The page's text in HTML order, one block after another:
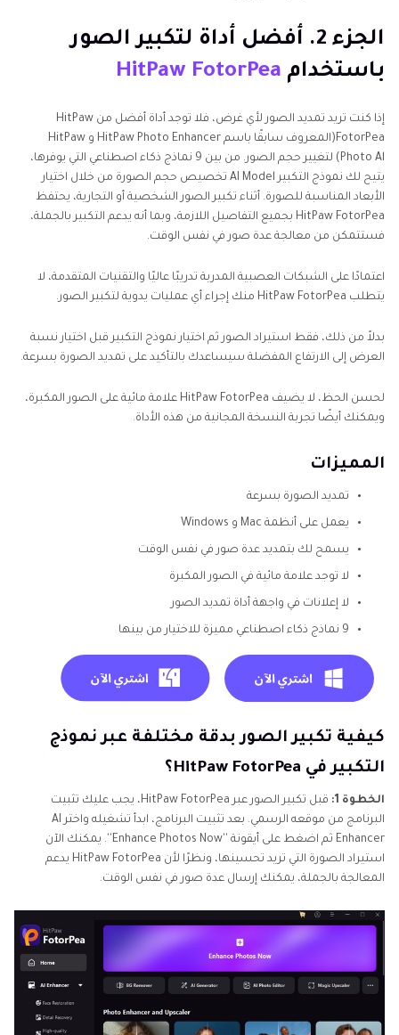
الجزء 2. أفضل أداة لتكبير الصور
باستخدام HitPaw FotorPea
إذا كنت تريد تمديد الصور لأي غرض، فلا توجد أداة أفضل من HitPaw
FotorPea(المعروف سابقًا باسم HitPaw Photo Enhancer و HitPaw
Photo Al) لتغيير حجم الصور. من بين 9 نماذج ذكاء اصطناعي التي يوفرها،
يتيح لك نموذج التكبير AI Model تخصيص حجم الصورة من خلال اختيار
الأبعاد المناسبة للصورة. أثناء تكبير الصور الشخصية أو التجارية، يحتفظ
HitPaw FotorPea بجميع التفاصيل اللازمة، وبما أنه يدعم التكبير بالجملة،
فستتمكن من معالجة عدة صور في نفس الوقت.
اعتمادًا على الشبكات العصبية المدربة تدريبًا عاليًا والتقنيات المتقدمة، لا
يتطلب HitPaw FotorPea منك إجراء أي عمليات يدوية لتكبير الصور.
بدلاً من ذلك، فقط استيراد الصور ثم اختيار نموذج التكبير قبل اختيار نسبة
العرض إلى الارتفاع المفضلة سيساعدك بالتأكيد على تمديد الصورة بسرعة.
لحسن الحظ، لا يضيف HitPaw FotorPea علامة مائية على الصور المكبرة،
ويمكنك أيضًا تجربة النسخة المجانية من هذه الأداة.
المميزات
تمديد الصورة بسرعة
يعمل على أنظمة Mac و Windows
يسمح لك بتمديد عدة صور في نفس الوقت
لا توجد علامة مائية في الصور المكبرة
لا إعلانات في واجهة أداة تمديد الصور
9 نماذج ذكاء اصطناعي مميزة للاختيار من بينها
كيفية تكبير الصور بدقة مختلفة عبر نموذج
التكبير في HitPaw FotorPea؟
الخطوة 1:
قبل تكبير الصور عبر HitPaw FotorPea، يجب عليك تثبيت
البرنامج من موقعه الرسمي. بعد تثبيت البرنامج، ابدأ تشغيله واختر AI
Enhancer ثم اضغط على أيقونة ''Enhance Photos Now''. يمكنك الآن
استيراد الصورة التي تريد تحسينها، ونظرًا لأن HitPaw FotorPea يدعم
المعالجة بالجملة، يمكنك إرسال عدة صور في نفس الوقت.